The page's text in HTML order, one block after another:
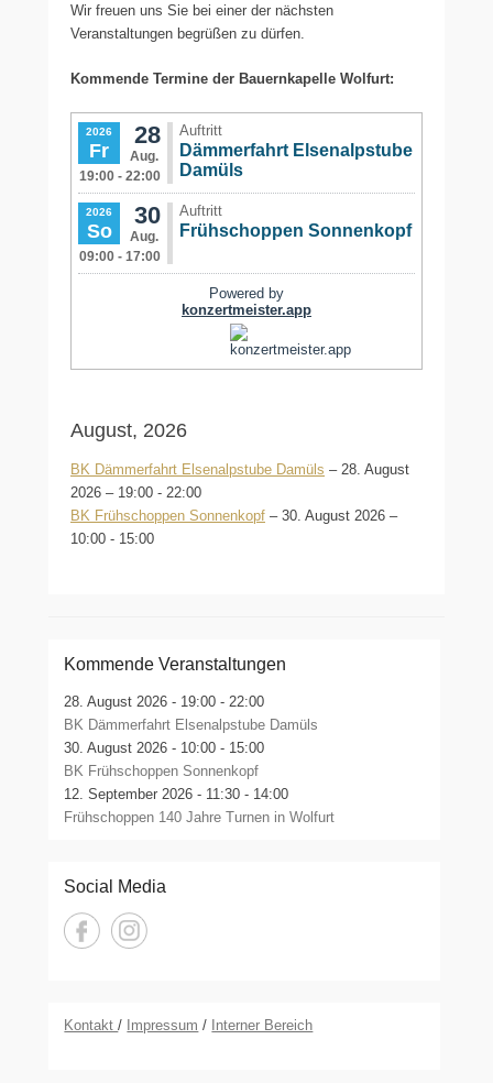
Wir freuen uns Sie bei einer der nächsten
Veranstaltungen begrüßen zu dürfen.
Kommende Termine der Bauernkapelle Wolfurt:
August, 2026
BK Dämmerfahrt Elsenalpstube Damüls – 28. August
2026 – 19:00 - 22:00
BK Frühschoppen Sonnenkopf – 30. August 2026 –
10:00 - 15:00
Kommende Veranstaltungen
28. August 2026 - 19:00 - 22:00
BK Dämmerfahrt Elsenalpstube Damüls
30. August 2026 - 10:00 - 15:00
BK Frühschoppen Sonnenkopf
12. September 2026 - 11:30 - 14:00
Frühschoppen 140 Jahre Turnen in Wolfurt
Social Media
Kontakt/ Impressum / Interner Bereich